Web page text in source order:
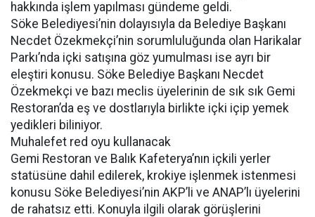
hakkında işlem yapılması gündeme geldi.
Söke Belediyesi’nin dolayısıyla da Belediye Başkanı
Necdet Özekmekçi’nin sorumluluğunda olan Harikalar
Parkı’nda içki satışına göz yumulması ise ayrı bir
eleştiri konusu. Söke Belediye Başkanı Necdet
Özekmekçi ve bazı meclis üyelerinin de sık sık Gemi
Restoran’da eş ve dostlarıyla birlikte içki içip yemek
yedikleri biliniyor.
Muhalefet red oyu kullanacak
Gemi Restoran ve Balık Kafeterya’nın içkili yerler
statüsüne dahil edilerek, krokiye işlenmek istenmesi
konusu Söke Belediyesi’nin AKP’li ve ANAP’lı üyelerini
de rahatsız etti. Konuyla ilgili olarak görüşlerini